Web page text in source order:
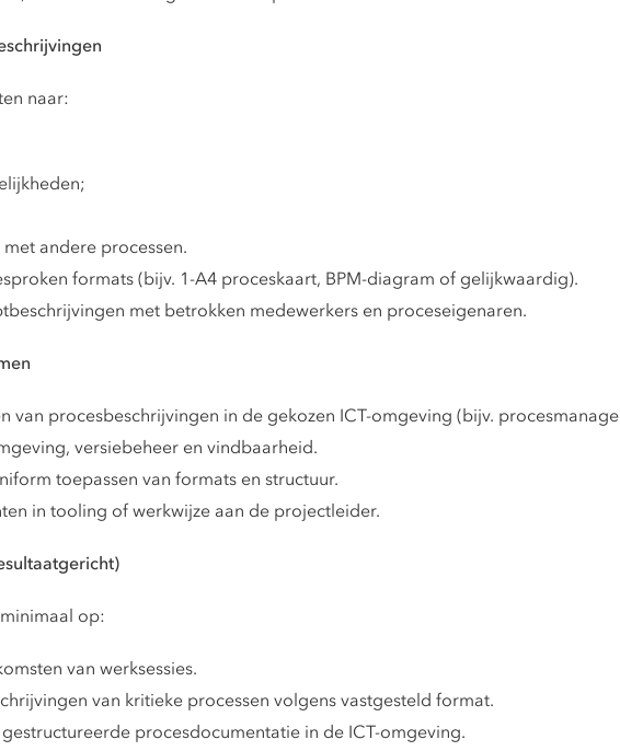
naar:
andere processen.
formats (bijv. 1-A4 proceskaart, BPM-diagram of gelijkwaardig).
met betrokken medewerkers en proceseigenaren.
van procesbeschrijvingen in de gekozen ICT-omgeving (bijv.
versiebeheer en vindbaarheid.
toepassen van formats en structuur.
in tooling of werkwijze aan de projectleider.
op:
van werksessies.
van kritieke processen volgens vastgesteld format.
procesdocumentatie in de ICT-omgeving.